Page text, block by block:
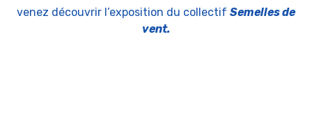
venez découvrir l’exposition du collectif Semelles de
vent.